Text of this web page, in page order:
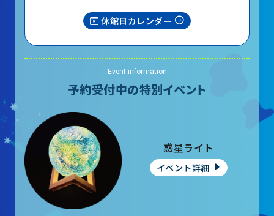
インフォメーション アルバイト募集
職場体験・実習・CST
職場体験について
博物館実習について
山梨大学CSTの受講者の方へ
名誉館長あいさつ
休館日カレンダー
Event information
予約受付中の特別イベント
惑星ライト
イベント詳細